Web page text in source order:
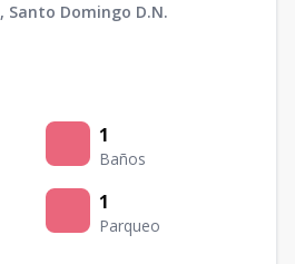
, Santo Domingo D.N.
1
Baños
1
Parqueo